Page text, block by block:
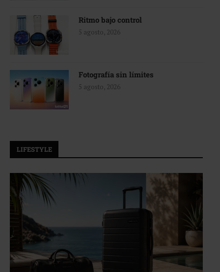
Ritmo bajo control
5 agosto, 2026
Fotografía sin límites
5 agosto, 2026
LIFESTYLE